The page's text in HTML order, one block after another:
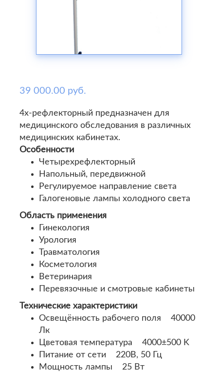
39 000.00 руб.
4х-рефлекторный предназначен для
медицинского обследования в различных
медицинских кабинетах.
Особенности
Четырехрефлекторный
Напольный, передвижной
Регулируемое направление света
Галогеновые лампы холодного света
Область применения
Гинекология
Урология
Травматология
Косметология
Ветеринария
Перевязочные и смотровые кабинеты
Технические характеристики
Освещённость рабочего поля 40000
Лк
Цветовая температура 4000±500 K
Питание от сети 220В, 50 Гц
Мощность лампы 25 Вт